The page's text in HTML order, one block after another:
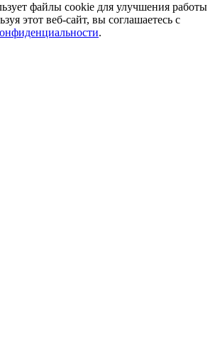
файлы cookie для улучшения работы
этот веб-сайт, вы соглашаетесь с
.